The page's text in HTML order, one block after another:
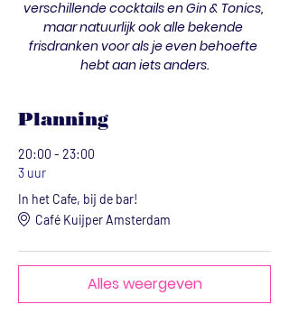
verschillende cocktails en Gin & Tonics,
maar natuurlijk ook alle bekende
frisdranken voor als je even behoefte
hebt aan iets anders.
Planning
20:00 - 23:00
3 uur
In het Cafe, bij de bar!
Café Kuijper Amsterdam
Alles weergeven